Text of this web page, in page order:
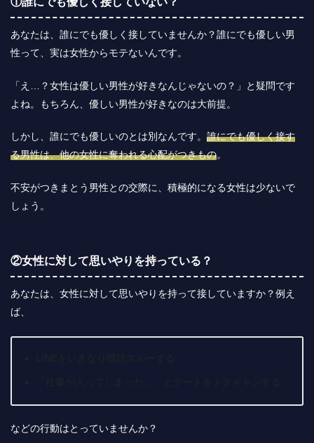
あなたは、誰にでも優しく接していませんか？誰にでも優しい男
性って、実は女性からモテないんです。
「え…？女性は優しい男性が好きなんじゃないの？」と疑問です
よね。もちろん、優しい男性が好きなのは大前提。
しかし、誰にでも優しいのとは別なんです。 誰にでも優しく接す
る男性は、他の女性に奪われる心配がつきもの。
不安がつきまとう男性との交際に、積極的になる女性は少ないで
しょう。
②女性に対して思いやりを持っている？
あなたは、女性に対して思いやりを持って接していますか？例え
ば、
などの行動はとっていませんか？